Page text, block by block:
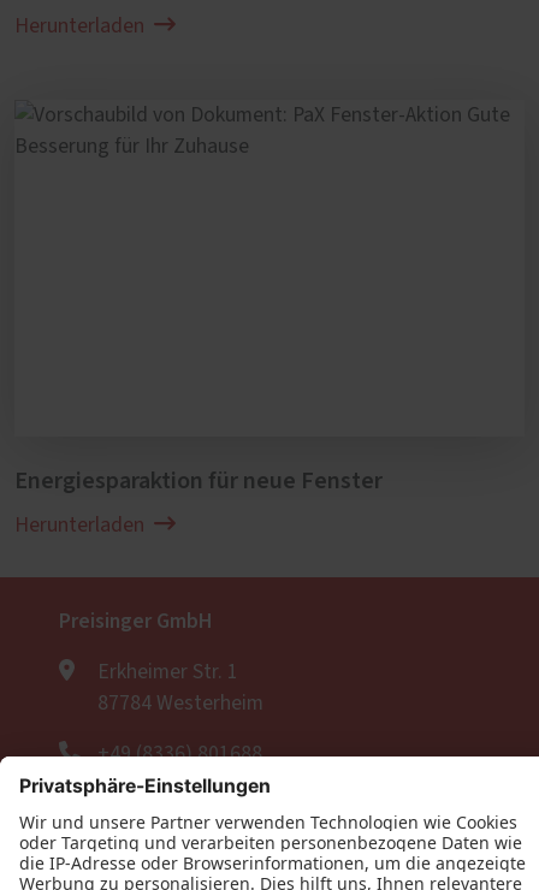
Sie möchten die Wartung Ihrer Holz-Alu-
Wartung.
Herunterladen
Energiesparaktion für neue Fenster
Herunterladen
Preisinger GmbH
Erkheimer Str. 1
87784 Westerheim
+49 (8336) 801688
+49 (170) 1891234
+49 (8336) 801699